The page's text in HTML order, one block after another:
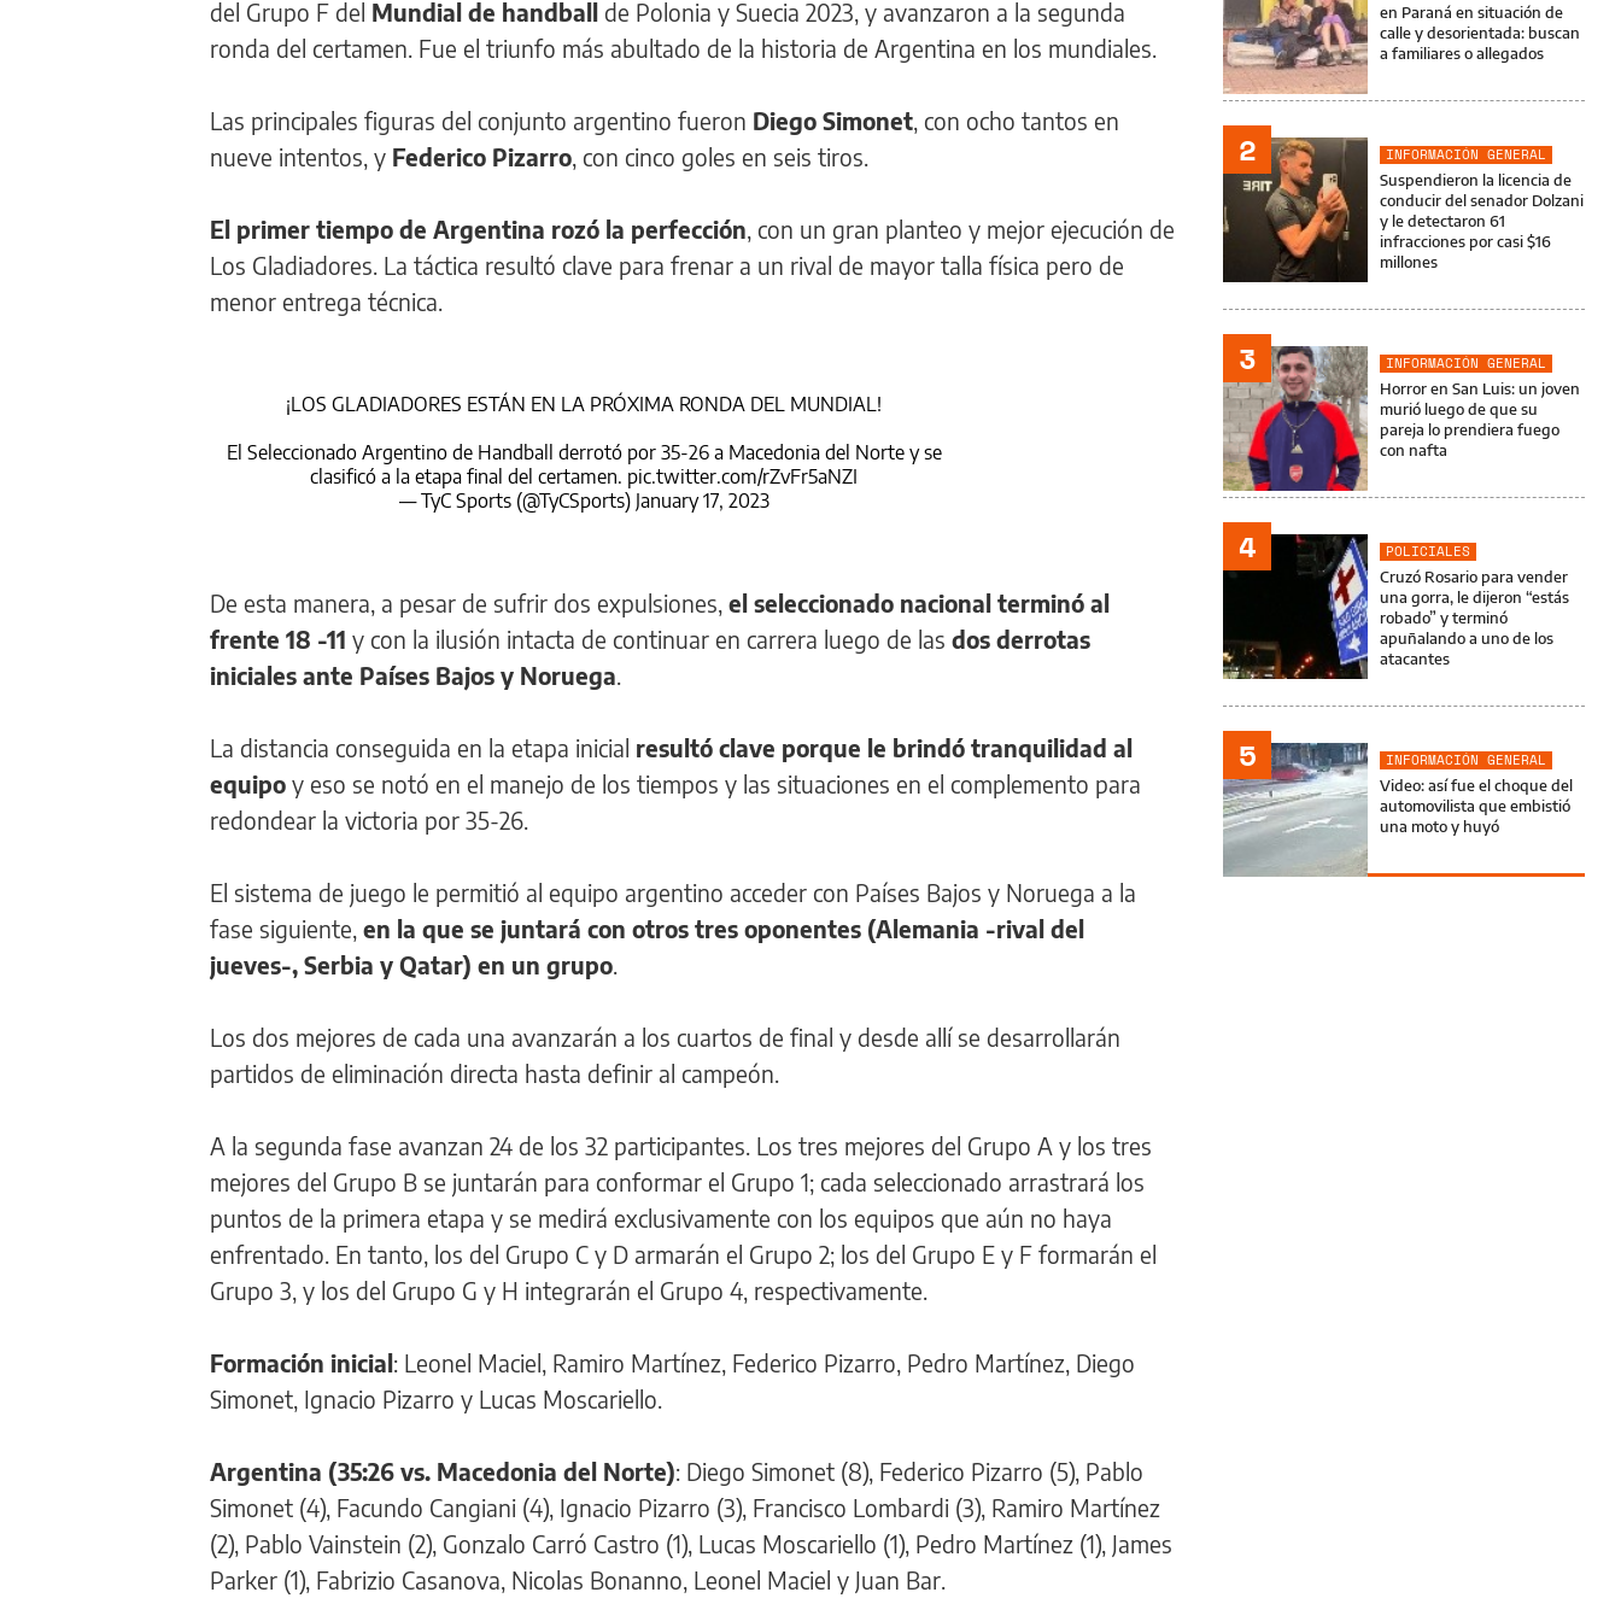
del Grupo F del Mundial de handball de Polonia y Suecia 2023, y avanzaron a la segunda
ronda del certamen. Fue el triunfo más abultado de la historia de Argentina en los mundiales.
Las principales figuras del conjunto argentino fueron Diego Simonet , con ocho tantos en
nueve intentos, y Federico Pizarro , con cinco goles en seis tiros.
El primer tiempo de Argentina rozó la perfección , con un gran planteo y mejor ejecución de
Los Gladiadores. La táctica resultó clave para frenar a un rival de mayor talla física pero de
menor entrega técnica.
¡LOS GLADIADORES ESTÁN EN LA PRÓXIMA RONDA DEL MUNDIAL!
El Seleccionado Argentino de Handball derrotó por 35-26 a Macedonia del Norte y se
clasificó a la etapa final del certamen. pic.twitter.com/rZvFr5aNZI
— TyC Sports (@TyCSports) January 17, 2023
De esta manera, a pesar de sufrir dos expulsiones, el seleccionado nacional terminó al
frente 18 -11 y con la ilusión intacta de continuar en carrera luego de las dos derrotas
iniciales ante Países Bajos y Noruega
La distancia conseguida en la etapa inicial resultó clave porque le brindó tranquilidad al
equipo y eso se notó en el manejo de los tiempos y las situaciones en el complemento para
redondear la victoria por 35-26.
El sistema de juego le permitió al equipo argentino acceder con Países Bajos y Noruega a la
fase siguiente, en la que se juntará con otros tres oponentes (Alemania -rival del
jueves-, Serbia y Qatar) en un grupo
Los dos mejores de cada una avanzarán a los cuartos de final y desde allí se desarrollarán
partidos de eliminación directa hasta definir al campeón.
A la segunda fase avanzan 24 de los 32 participantes. Los tres mejores del Grupo A y los tres
mejores del Grupo B se juntarán para conformar el Grupo 1; cada seleccionado arrastrará los
puntos de la primera etapa y se medirá exclusivamente con los equipos que aún no haya
enfrentado. En tanto, los del Grupo C y D armarán el Grupo 2; los del Grupo E y F formarán el
Grupo 3, y los del Grupo G y H integrarán el Grupo 4, respectivamente.
Formación inicial: Leonel Maciel, Ramiro Martínez, Federico Pizarro, Pedro Martínez, Diego
Simonet, Ignacio Pizarro y Lucas Moscariello.
Argentina (35:26 vs. Macedonia del Norte): Diego Simonet (8), Federico Pizarro (5), Pablo
Simonet (4), Facundo Cangiani (4), Ignacio Pizarro (3), Francisco Lombardi (3), Ramiro Martínez
(2), Pablo Vainstein (2), Gonzalo Carró Castro (1), Lucas Moscariello (1), Pedro Martínez (1), James
Parker (1), Fabrizio Casanova, Nicolas Bonanno, Leonel Maciel y Juan Bar.
en Paraná en situación de
calle y desorientada: buscan
a familiares o allegados
2
INFORMACIÓN GENERAL
Suspendieron la licencia de
conducir del senador Dolzani
y le detectaron 61
infracciones por casi $16
millones
3
INFORMACIÓN GENERAL
Horror en San Luis: un joven
murió luego de que su
pareja lo prendiera fuego
con nafta
4
POLICIALES
Cruzó Rosario para vender
una gorra, le dijeron “estás
robado” y terminó
apuñalando a uno de los
atacantes
5
INFORMACIÓN GENERAL
Video: así fue el choque del
automovilista que embistió
una moto y huyó